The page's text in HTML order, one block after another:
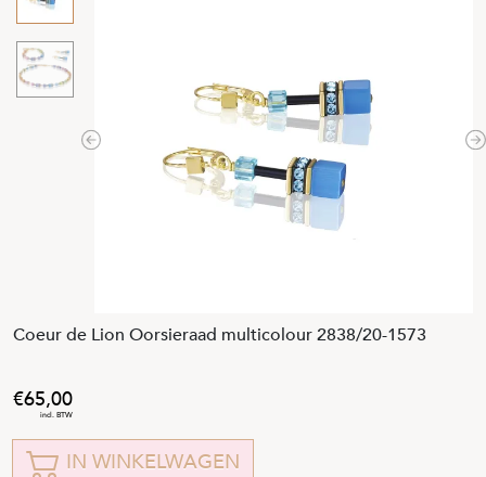
Previous
Coeur de Lion Oorsieraad multicolour 2838/20-1573
65,00
IN WINKELWAGEN